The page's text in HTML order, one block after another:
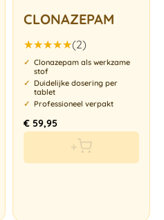
CLONAZEPAM
Gewaardeerd
5.00uit 5
(2)
Clonazepam als werkzame
stof
Duidelijke dosering per
tablet
Professioneel verpakt
€ 59,95
+